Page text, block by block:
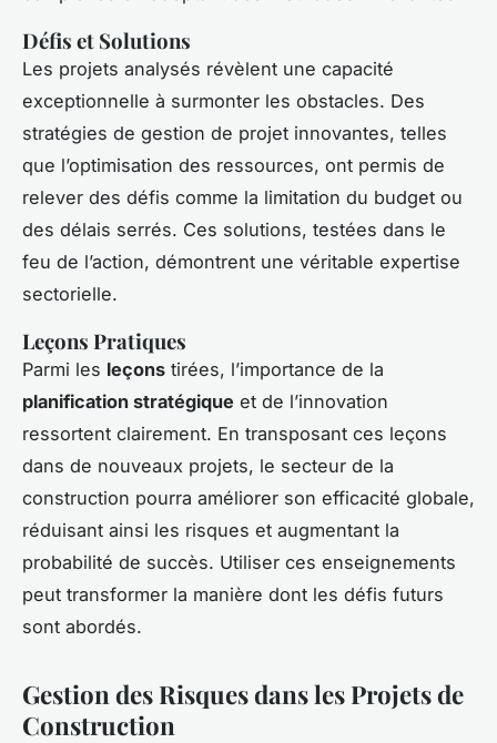
Défis et Solutions
Les projets analysés révèlent une capacité
exceptionnelle à surmonter les obstacles. Des
stratégies de gestion de projet innovantes, telles
que l’optimisation des ressources, ont permis de
relever des défis comme la limitation du budget ou
des délais serrés. Ces solutions, testées dans le
feu de l’action, démontrent une véritable expertise
sectorielle.
Leçons Pratiques
Parmi les leçons tirées, l’importance de la
planification stratégique et de l’innovation
ressortent clairement. En transposant ces leçons
dans de nouveaux projets, le secteur de la
construction pourra améliorer son efficacité globale,
réduisant ainsi les risques et augmentant la
probabilité de succès. Utiliser ces enseignements
peut transformer la manière dont les défis futurs
sont abordés.
Gestion des Risques dans les Projets de
Construction